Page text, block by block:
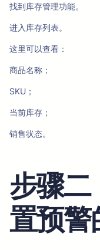
找到库存管理功能。
进入库存列表。
这里可以查看：
商品名称；
SKU；
当前库存；
销售状态。
步骤二
置预警